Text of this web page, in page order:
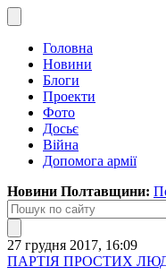
Головна
Новини
Блоги
Проекти
Фото
Досьє
Війна
Допомога армії
Новини Полтавщини:
27 грудня 2017, 16:09
ПАРТІЯ ПРОСТИХ